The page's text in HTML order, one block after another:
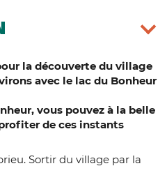
la découverte du village
avec le lac du Bonheur
vous pouvez à la belle
de ces instants
Sortir du village par la